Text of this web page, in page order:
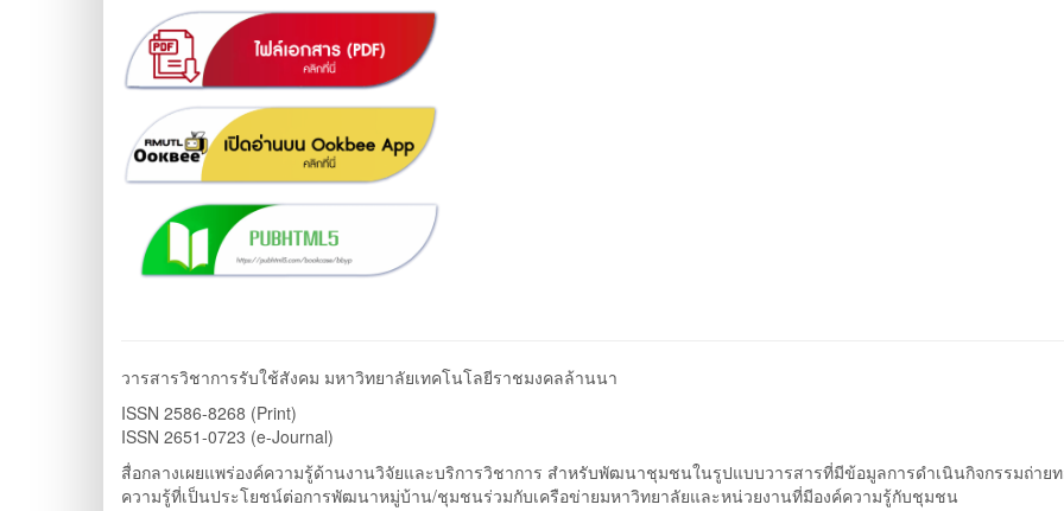
วารสารวิชาการรับใช้สังคม มหาวิทยาลัยเทคโนโลยีราชมงคลล้านนา
ISSN 2586-8268 (Print)
ISSN 2651-0723 (e-Journal)
สื่อกลางเผยแพร่องค์ความรู้ด้านงานวิจัยและบริการวิชาการ สำหรับพัฒนาชุมชนในรูปแบบวารสารที่มีข้อมูลการดำเนินกิจกรรมถ่าย
ความรู้ที่เป็นประโยชน์ต่อการพัฒนาหมู่บ้าน/ชุมชนร่วมกับเครือข่ายมหาวิทยาลัยและหน่วยงานที่มีองค์ความรู้กับชุมชน